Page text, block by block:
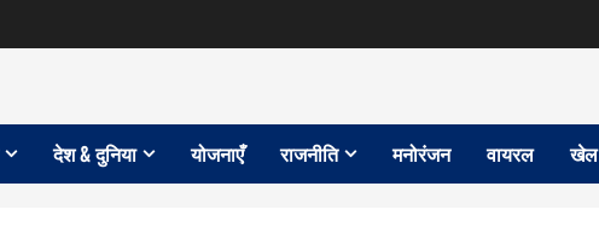
देश & दुनिया योजनाएँ राजनीति मनोरंजन वायरल खेल